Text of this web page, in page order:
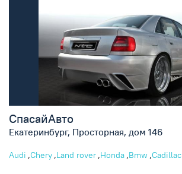
СпасайАвто
Екатеринбург, Просторная, дом 146
Audi ,Chery ,Land rover ,Honda ,Bmw ,Cadillac